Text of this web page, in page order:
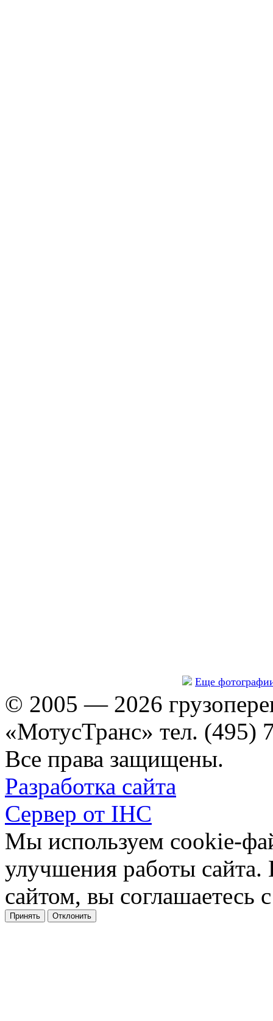
Еще
© 2005 — 2026
«МотусТранс» тел. (495)
Все права защищены.
Разработка сайта
Сервер от IHC
Мы используем cookie-
улучшения работы сайта.
сайтом, вы соглашаетесь
Принять Отклонить